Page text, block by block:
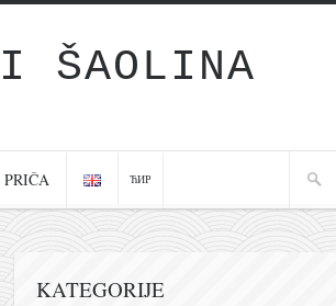
ŠAOLINA
PRIČA ЋИР
KATEGORIJE